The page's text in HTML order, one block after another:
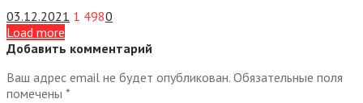
03.12.2021 1 4980
Load more
Добавить комментарий
Ваш адрес email не будет опубликован. Обязательные поля
помечены *